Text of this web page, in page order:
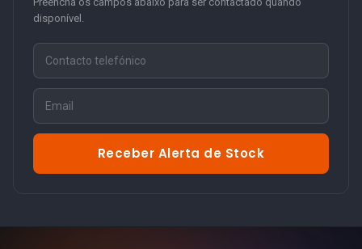
disponível.
Receber Alerta de Stock